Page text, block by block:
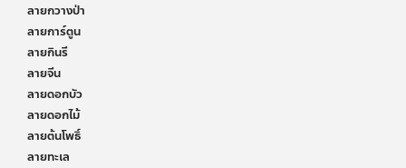
ลายกวางป่า
ลายการ์ตูน
ลายกินรี
ลายจีน
ลายดอกบัว
ลายดอกไม้
ลายต้นโพธิ์
ลายทะเล